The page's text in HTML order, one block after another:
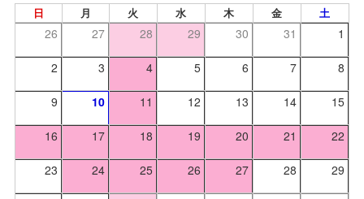
日 月 火 水 木 金 土
26 27 28 29 30 31 1
2 3 4 5 6 7 8
9 10 11 12 13 14 15
16 17 18 19 20 21 22
23 24 25 26 27 28 29